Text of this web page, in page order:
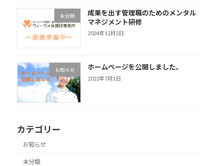
未分類
成果を出す管理職のためのメンタル
マネジメント研修
2024年12月2日
お知らせ ホームページを公開しました。
2022年7月1日
カテゴリー
お知らせ
未分類